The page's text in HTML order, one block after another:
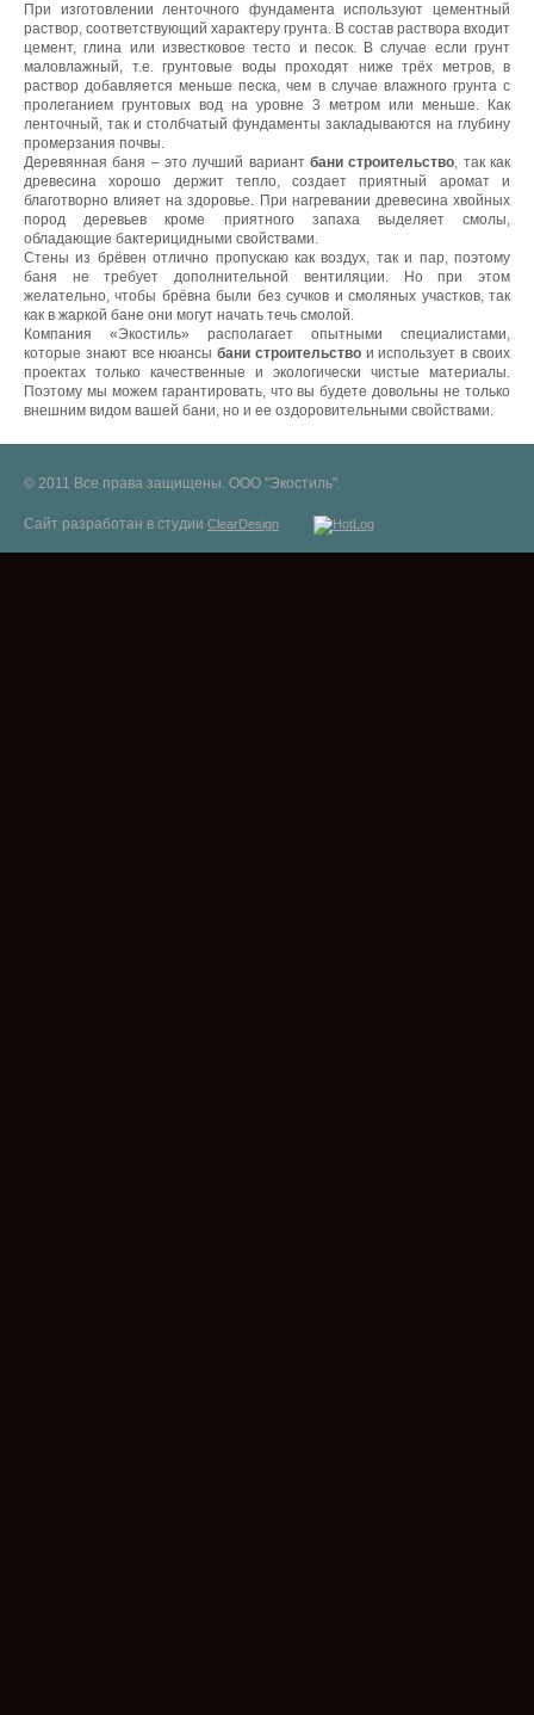
При изготовлении ленточного фундамента используют цементный
раствор, соответствующий характеру грунта. В состав раствора входит
цемент, глина или известковое тесто и песок. В случае если грунт
маловлажный, т.е. грунтовые воды проходят ниже трёх метров, в
раствор добавляется меньше песка, чем в случае влажного грунта с
пролеганием грунтовых вод на уровне 3 метром или меньше. Как
ленточный, так и столбчатый фундаменты закладываются на глубину
промерзания почвы.
Деревянная баня – это лучший вариант бани строительство, так как
древесина хорошо держит тепло, создает приятный аромат и
благотворно влияет на здоровье. При нагревании древесина хвойных
пород деревьев кроме приятного запаха выделяет смолы,
обладающие бактерицидными свойствами.
Стены из брёвен отлично пропускаю как воздух, так и пар, поэтому
баня не требует дополнительной вентиляции. Но при этом
желательно, чтобы брёвна были без сучков и смоляных участков, так
как в жаркой бане они могут начать течь смолой.
Компания «Экостиль» располагает опытными специалистами,
которые знают все нюансыбани строительствои использует в своих
проектах только качественные и экологически чистые материалы.
Поэтому мы можем гарантировать, что вы будете довольны не только
внешним видом вашей бани, но и ее оздоровительными свойствами.
© 2011 Все права защищены. ООО "Экостиль".
Сайт разработан в студии ClearDesign